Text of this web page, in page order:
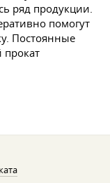
ряд продукции.
помогут
Постоянные
прокат